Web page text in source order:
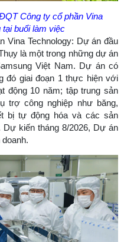
Công ty cổ phần Vina
tại buổi làm việc
Vina Technology: Dự án đầu
là một trong những dự án
Việt Nam. Dự án có
đó giai đoạn 1 thực hiện với
động 10 năm; tập trung sản
trợ công nghiệp như băng,
bị tự động hóa và các sản
kiến tháng 8/2026, Dự án